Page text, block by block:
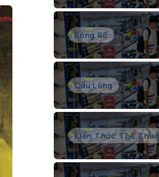
Bóng Rổ
Cầu Lông
Kiến Thức Thể Thao